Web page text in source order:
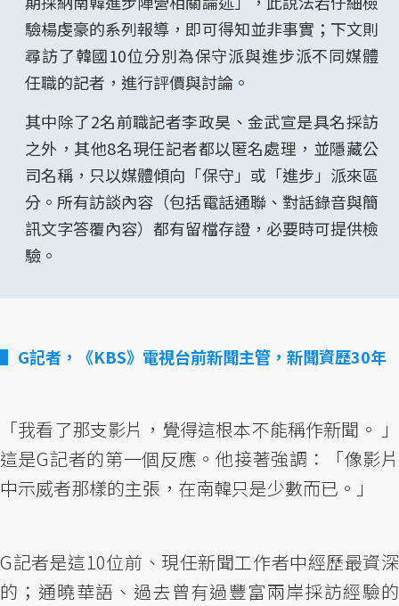
驗楊虔豪的系列報導，即可得知並非事實；下文則
尋訪了韓國10位分別為保守派與進步派不同媒體
任職的記者，進行評價與討論。
其中除了2名前職記者李政昊、金武宣是具名採訪
之外，其他8名現任記者都以匿名處理，並隱藏公
司名稱，只以媒體傾向「保守」或「進步」派來區
分。所有訪談內容（包括電話通聯、對話錄音與簡
訊文字答覆內容）都有留檔存證，必要時可提供檢
驗。
G記者，《KBS》電視台前新聞主管，新聞資歷30年
「我看了那支影片，覺得這根本不能稱作新聞。 」
這是G記者的第一個反應。他接著強調：「像影片
中示威者那樣的主張，在南韓只是少數而已。」
G記者是這10位前、現任新聞工作者中經歷最資深
的；通曉華語、過去曾有過豐富兩岸採訪經驗的